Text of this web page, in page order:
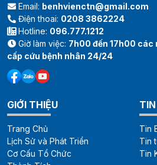
Email: benhvienctn@gmail.com
Điện thoai: 0208 3862224
Hotline: 096.777.1212
Giờ làm việc: 7h00 đến 17h00 các
cấp cứu bệnh nhân 24/24
GIỚI THIỆU
Trang Chủ
Lịch Sử và Phát Triển
Cơ Cấu Tổ Chức
Tin
Tin
Tin